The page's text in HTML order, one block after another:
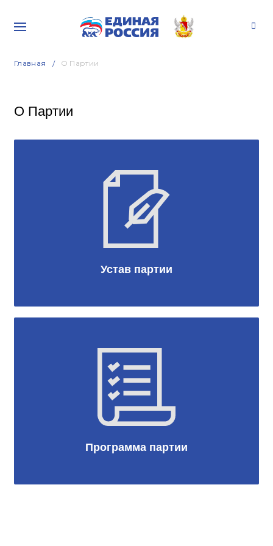
Главная О Партии
О Партии
Устав партии
Программа партии